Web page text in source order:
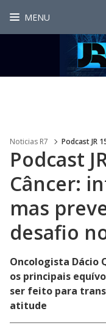
MENU
Noticias R7 Podcast JR
Podcast
Câncer:
mas
desafio
Oncologista Dácio
os principais
ser feito para
atitude